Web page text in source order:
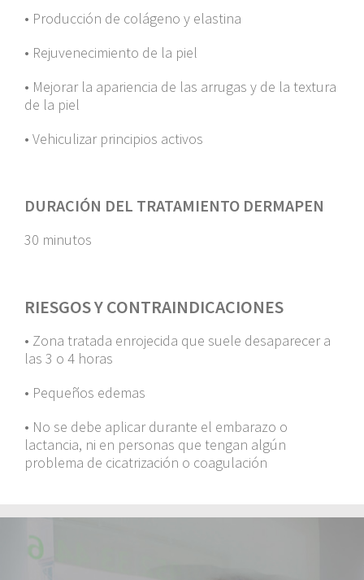
• Producción de colágeno y elastina
• Rejuvenecimiento de la piel
• Mejorar la apariencia de las arrugas y de la textura
de la piel
• Vehiculizar principios activos
DURACIÓN DEL TRATAMIENTO DERMAPEN
30 minutos
RIESGOS Y CONTRAINDICACIONES
• Zona tratada enrojecida que suele desaparecer a
las 3 o 4 horas
• Pequeños edemas
• No se debe aplicar durante el embarazo o
lactancia, ni en personas que tengan algún
problema de cicatrización o coagulación